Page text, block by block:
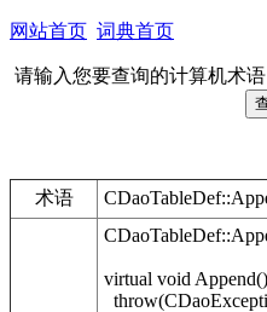
网站首页 词典首页
请输入您要查询的计算机术语
术语
virtual void